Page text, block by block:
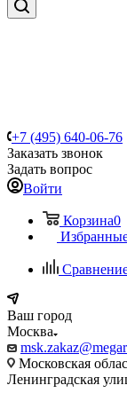
+7 (495) 640-06-76
Заказать звонок
Задать вопрос
Войти
Корзина0
Ваш город
Москва
Московская
Ленинградская